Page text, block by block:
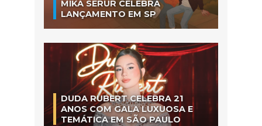
MIKA SERUR CELEBRA
LANÇAMENTO EM SP
DUDA RUBERT CELEBRA 21
ANOS COM GALA LUXUOSA E
TEMÁTICA EM SÃO PAULO